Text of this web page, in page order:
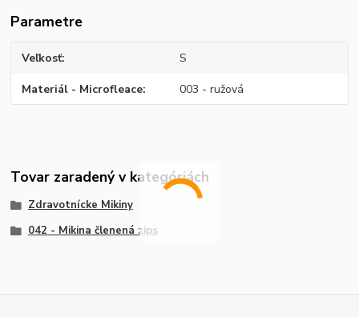
Parametre
Veľkosť S
Materiál - Microfleace 003 - ružová
Tovar zaradený v kategóriách
Zdravotnícke Mikiny
042 - Mikina členená zips